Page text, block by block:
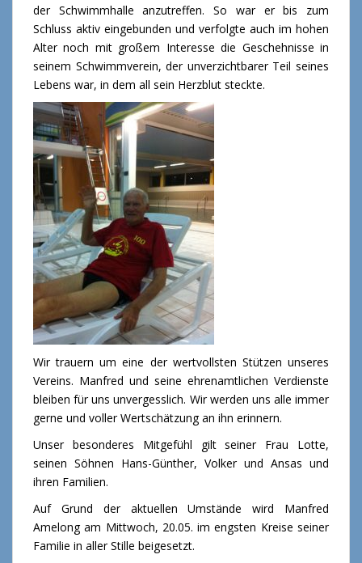
der Schwimmhalle anzutreffen. So war er bis zum
Schluss aktiv eingebunden und verfolgte auch im hohen
Alter noch mit großem Interesse die Geschehnisse in
seinem Schwimmverein, der unverzichtbarer Teil seines
Lebens war, in dem all sein Herzblut steckte.
Wir trauern um eine der wertvollsten Stützen unseres
Vereins. Manfred und seine ehrenamtlichen Verdienste
bleiben für uns unvergesslich. Wir werden uns alle immer
gerne und voller Wertschätzung an ihn erinnern.
Unser besonderes Mitgefühl gilt seiner Frau Lotte,
seinen Söhnen Hans-Günther, Volker und Ansas und
ihren Familien.
Auf Grund der aktuellen Umstände wird Manfred
Amelong am Mittwoch, 20.05. im engsten Kreise seiner
Familie in aller Stille beigesetzt.